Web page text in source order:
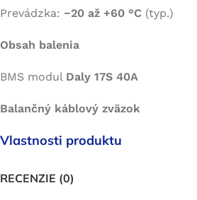
Prevádzka: −20 až +60 °C (typ.)
Obsah balenia
BMS modul Daly 17S 40A
Balančný káblový zväzok
Vlastnosti produktu
RECENZIE (0)